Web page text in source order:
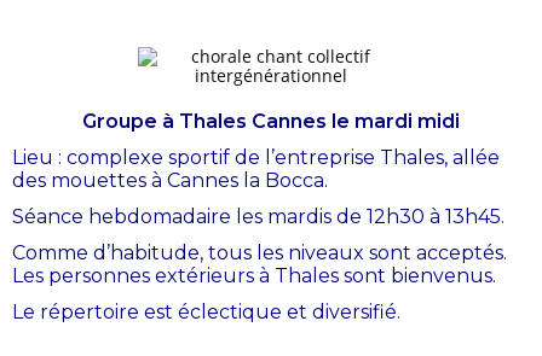
Groupe à Thales Cannes le mardi midi
Lieu : complexe sportif de l’entreprise Thales, allée
des mouettes à Cannes la Bocca.
Séance hebdomadaire les mardis de 12h30 à 13h45.
Comme d’habitude, tous les niveaux sont acceptés.
Les personnes extérieurs à Thales sont bienvenus.
Le répertoire est éclectique et diversifié.